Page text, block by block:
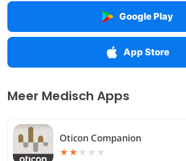
Google Play
App Store
Meer Medisch Apps
Oticon Companion
★★ ★ ★ ★